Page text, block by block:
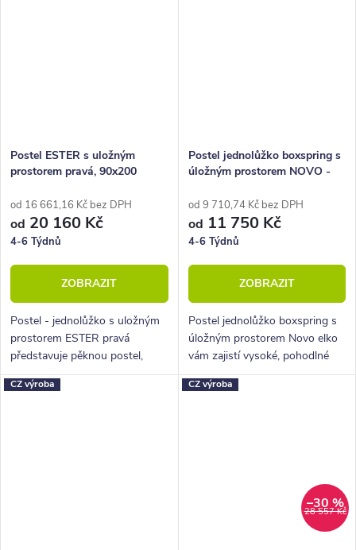
Postel ESTER s uložným
prostorem pravá, 90x200
od 16 661,16 Kč bez DPH
od 20 160 Kč
4-6 Týdnů
ZOBRAZIT
Postel - jednolůžko s uložným
prostorem ESTER pravá
představuje pěknou postel,
která je ideální do malých
interiérů, bytů, dětských či
Postel jednolůžko boxspring s
úložným prostorem NOVO -
od 9 710,74 Kč bez DPH
od 11 750 Kč
4-6 Týdnů
ZOBRAZIT
Postel jednolůžko boxspring s
úložným prostorem Novo elko
vám zajistí vysoké, pohodlné
spaní, úložný prostor i krásný
designový prvek do vaší
CZ výroba CZ výroba
28 557 Kč
–30 %